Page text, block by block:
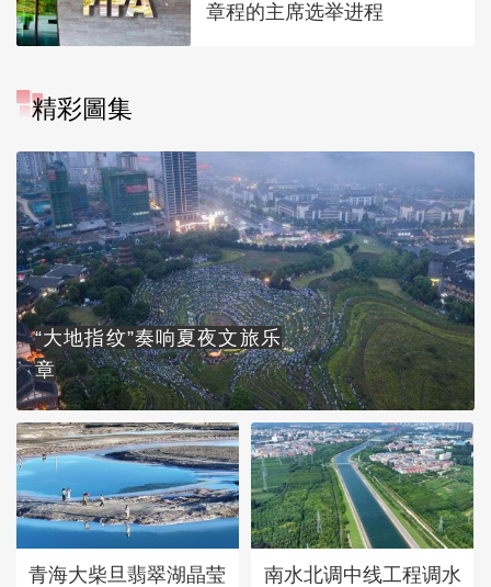
章程的主席选举进程
精彩圖集
“大地指纹”奏响夏夜文旅乐
章
青海大柴旦翡翠湖晶莹
南水北调中线工程调水